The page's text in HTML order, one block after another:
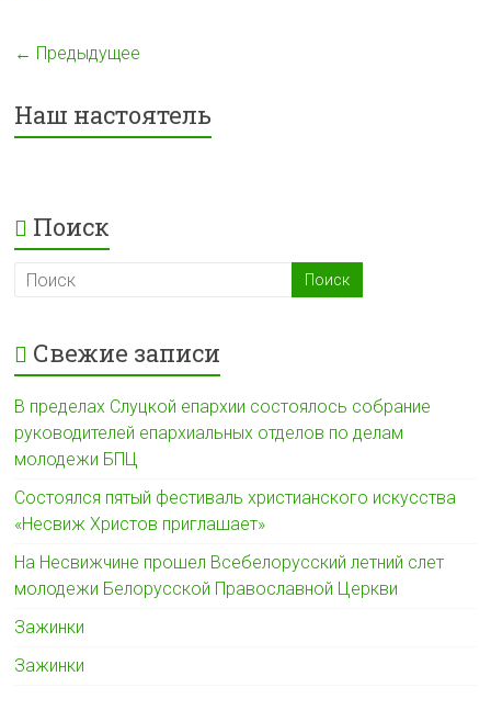
n
i
p
r
а
т
ь
← Предыдущее
Наш настоятель
Поиск
Свежие записи
В пределах Слуцкой епархии состоялось собрание
руководителей епархиальных отделов по делам
молодежи БПЦ
Состоялся пятый фестиваль христианского искусства
«Несвиж Христов приглашает»
На Несвижчине прошел Всебелорусский летний слет
молодежи Белорусской Православной Церкви
Зажинки
Зажинки